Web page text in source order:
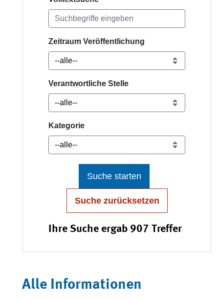
Zeitraum Veröffentlichung
Verantwortliche Stelle
Kategorie
Suche starten
Suche zurücksetzen
Ihre Suche ergab 907 Treffer
Alle Informationen